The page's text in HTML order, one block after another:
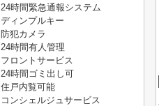
24時間緊急通報システム
ディンプルキー
防犯カメラ
24時間有人管理
フロントサービス
24時間ゴミ出し可
住戸内覧可能
コンシェルジュサービス